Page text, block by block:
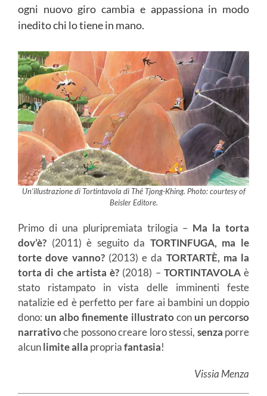
ogni nuovo giro cambia e appassiona in modo
inedito chi lo tiene in mano.
Un’illustrazione di Tortintavola di Thé Tjong-Khing. Photo: courtesy of
Beisler Editore.
Primo di una pluripremiata trilogia – Ma la torta
dov’è? (2011) è seguito da TORTINFUGA, ma le
torte dove vanno?(2013) e da TORTARTÈ, ma la
torta di che artista è? (2018) – TORTINTAVOLAè
stato ristampato in vista delle imminenti feste
natalizie ed è perfetto per fare ai bambini un doppio
dono: un albo finemente illustrato con un percorso
narrativoche possono creare loro stessi, senza porre
alcunlimitealla propriafantasia!
Vissia Menza